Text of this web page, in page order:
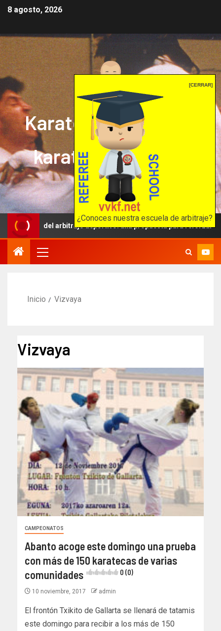
[CERRAR]
¿Conoces nuestra escuela de arbitraje?
8 agosto, 2026
Karate mrprepor: el
karate en internet
El karate en internet
del arbitraje deportivo: una propuesta para reforzar la
Inicio Vizvaya
Vizvaya
CAMPEONATOS
Abanto acoge este domingo una prueba
con más de 150 karatecas de varias
comunidades
0 (0)
10 noviembre, 2017 admin
El frontón Txikito de Gallarta se llenará de tatamis
este domingo para recibir a los más de 150